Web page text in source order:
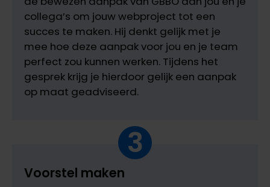
collega’s om jouw webproject tot een
succes te maken. Hij denkt gelijk met je
mee hoe deze aanpak voor jou en je team
perfect zou kunnen werken. Tijdens het
gesprek krijg je hierdoor gelijk een aanpak
op maat geadviseerd.
3
Voorstel maken